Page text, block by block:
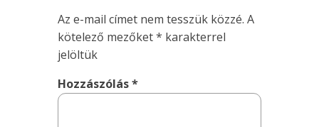
Az e-mail címet nem tesszük közzé. A
kötelező mezőket* karakterrel
jelöltük
Hozzászólás*